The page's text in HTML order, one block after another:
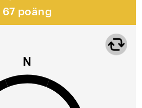
67 poäng
N